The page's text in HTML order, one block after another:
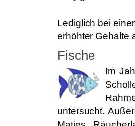
Lediglich bei
erhöhter Gehalte
Fische
Im
untersucht.